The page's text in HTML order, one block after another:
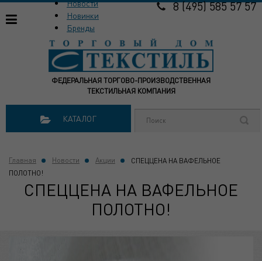
ФЕДЕРАЛЬНАЯ ТОРГОВО-ПРОИЗВОДСТВЕННАЯ
ТЕКСТИЛЬНАЯ КОМПАНИЯ
Новости
Новинки
Бренды
8 (495) 585 57 57
КАТАЛОГ
Главная Новости Акции
СПЕЦЦЕНА НА ВАФЕЛЬНОЕ
ПОЛОТНО!
СПЕЦЦЕНА НА ВАФЕЛЬНОЕ
ПОЛОТНО!